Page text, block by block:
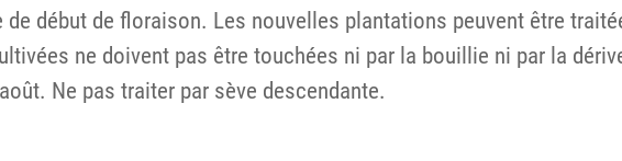
début de floraison. Les nouvelles plantations peuvent être
ne doivent pas être touchées ni par la bouillie ni par la
Ne pas traiter par sève descendante.